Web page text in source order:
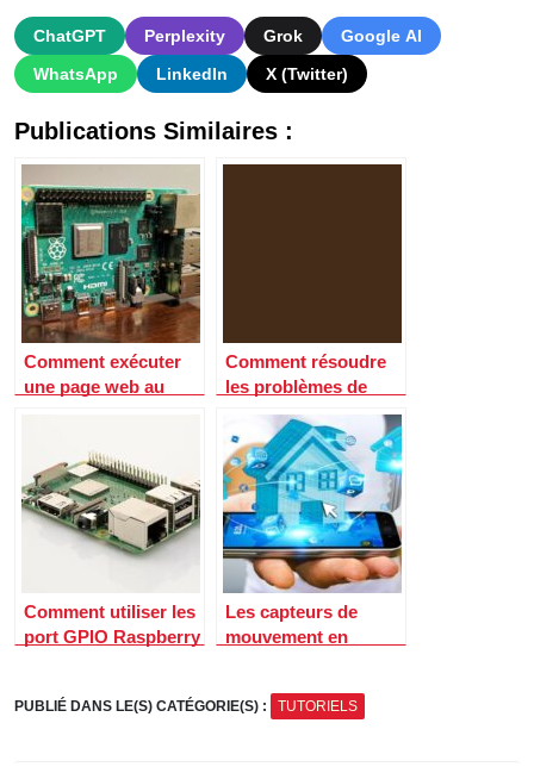
ChatGPT Perplexity Grok
Google AI
WhatsApp
LinkedIn X (Twitter)
Publications Similaires :
Comment exécuter
une page web au
Comment résoudre
les problèmes de
retrait au casino
Comment utiliser les
port GPIO Raspberry
Les capteurs de
mouvement en
PUBLIÉ DANS LE(S) CATÉGORIE(S) : TUTORIELS